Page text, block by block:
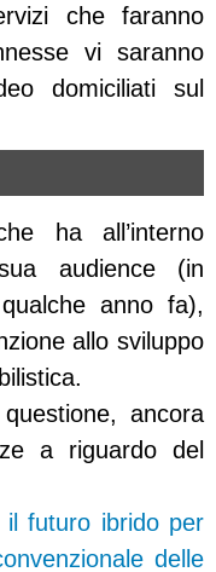
che faranno
vi saranno
domiciliati sul
ha all’interno
audience (in
anno fa),
allo sviluppo
ancora
a riguardo del
il futuro ibrido per
delle